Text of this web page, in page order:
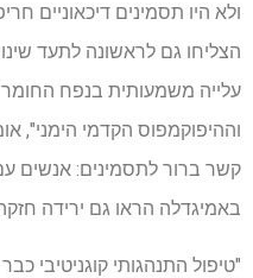
ולא היו תסמינים דיכאוניים
הצליחו גם לראשונה לתעד
עלייה משמעותית בנפח
וההיפוקמפוס הקדמי הימני",
קשר ברור לתסמינים: אנשים
באמיגדלה הראו גם ירידה
"טיפול התנהגותי קוגניטיבי